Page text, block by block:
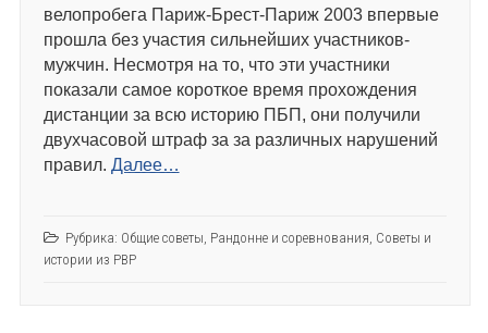
велопробега Париж-Брест-Париж 2003 впервые
прошла без участия сильнейших участников-
мужчин. Несмотря на то, что эти участники
показали самое короткое время прохождения
дистанции за всю историю ПБП, они получили
двухчасовой штраф за за различных нарушений
правил. Далее…
Рубрика: Общие советы Рандонне и соревнования Советы и
истории из РВР